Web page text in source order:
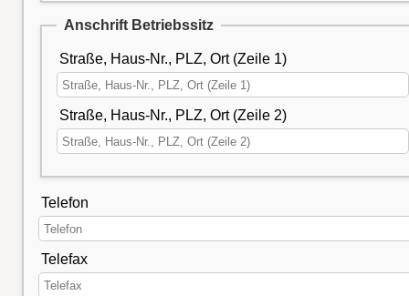
Anschrift Betriebssitz
Straße, Haus-Nr., PLZ, Ort (Zeile 1)
Straße, Haus-Nr., PLZ, Ort (Zeile 2)
Telefon
Telefax